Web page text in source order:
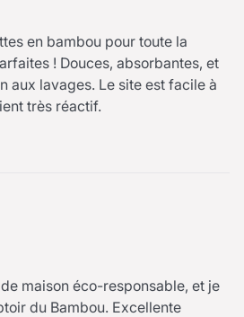
en bambou pour toute la
! Douces, absorbantes, et
aux lavages. Le site est facile à
très réactif.
maison éco-responsable, et je
du Bambou. Excellente